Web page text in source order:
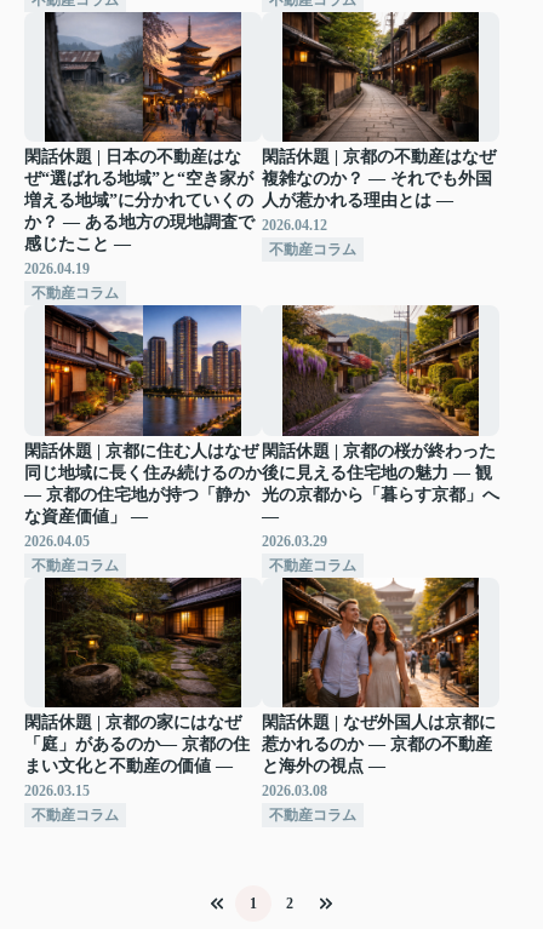
閑話休題 | 日本の不動産はな
ぜ“選ばれる地域”と“空き家が
増える地域”に分かれていくの
か？ ― ある地方の現地調査で
感じたこと ―
2026.04.19
不動産コラム
閑話休題 | 京都の不動産はなぜ
複雑なのか？ ― それでも外国
人が惹かれる理由とは ―
2026.04.12
不動産コラム
閑話休題 | 京都に住む人はなぜ
同じ地域に長く住み続けるのか
― 京都の住宅地が持つ「静か
な資産価値」 ―
2026.04.05
不動産コラム
閑話休題 | 京都の桜が終わった
後に見える住宅地の魅力 ― 観
光の京都から「暮らす京都」へ
―
2026.03.29
不動産コラム
閑話休題 | 京都の家にはなぜ
「庭」があるのか― 京都の住
まい文化と不動産の価値 ―
2026.03.15
不動産コラム
閑話休題 | なぜ外国人は京都に
惹かれるのか ― 京都の不動産
と海外の視点 ―
2026.03.08
不動産コラム
1 2